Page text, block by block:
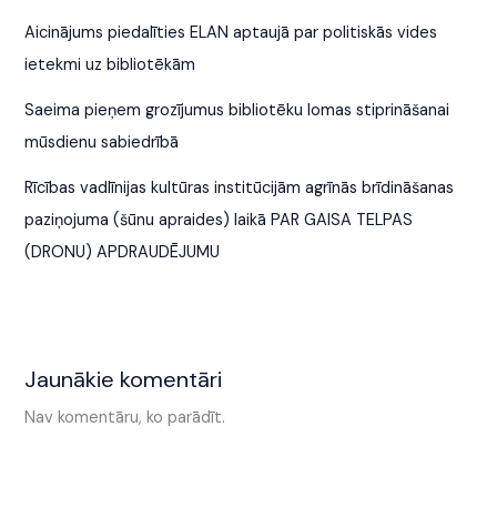
Aicinājums piedalīties ELAN aptaujā par politiskās vides
ietekmi uz bibliotēkām
Saeima pieņem grozījumus bibliotēku lomas stiprināšanai
mūsdienu sabiedrībā
Rīcības vadlīnijas kultūras institūcijām agrīnās brīdināšanas
paziņojuma (šūnu apraides) laikā PAR GAISA TELPAS
(DRONU) APDRAUDĒJUMU
Jaunākie komentāri
Nav komentāru, ko parādīt.